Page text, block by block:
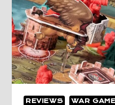
REVIEWS WAR